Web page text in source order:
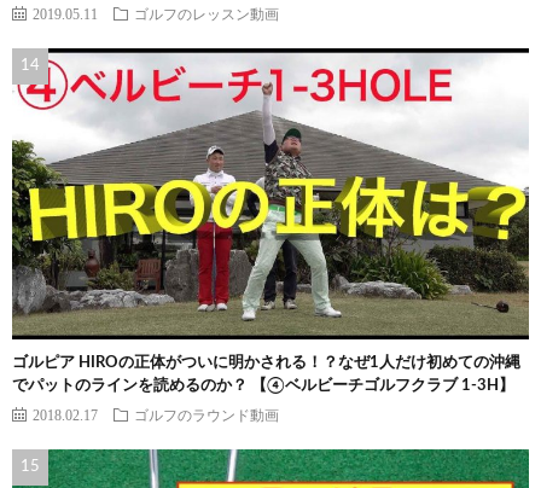
2019.05.11 ゴルフのレッスン動画
ゴルピア HIROの正体がついに明かされる！？なぜ1人だけ初めての沖縄
でパットのラインを読めるのか？ 【④ベルビーチゴルフクラブ 1-3H】
2018.02.17 ゴルフのラウンド動画